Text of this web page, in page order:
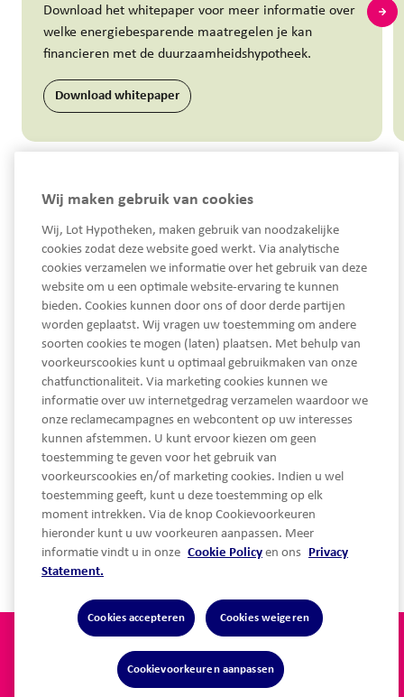
Download het whitepaper voor meer informatie over
welke energiebesparende maatregelen je kan
financieren met de duurzaamheidshypotheek.
Download whitepaper
033 450 93 30
Ma - Vrij van 08.30 tot 17.30 uur
service@lothypotheken.nl
service@lothypotheken.nl
Snel naar
Over Lot Hypotheken
Cookie Policy
Toegankelijkheidsverklaring
Klachten
Wij maken gebruik van cookies
Wij, Lot Hypotheken, maken gebruik van noodzakelijke
cookies zodat deze website goed werkt. Via analytische
cookies verzamelen we informatie over het gebruik van deze
website om u een optimale website-ervaring te kunnen
bieden. Cookies kunnen door ons of door derde partijen
worden geplaatst. Wij vragen uw toestemming om andere
soorten cookies te mogen (laten) plaatsen. Met behulp van
voorkeurscookies kunt u optimaal gebruikmaken van onze
chatfunctionaliteit. Via marketing cookies kunnen we
informatie over uw internetgedrag verzamelen waardoor we
onze reclamecampagnes en webcontent op uw interesses
kunnen afstemmen. U kunt ervoor kiezen om geen
toestemming te geven voor het gebruik van
voorkeurscookies en/of marketing cookies. Indien u wel
toestemming geeft, kunt u deze toestemming op elk
moment intrekken. Via de knop Cookievoorkeuren
hieronder kunt u uw voorkeuren aanpassen. Meer
informatie vindt u in onze Cookie Policy en ons Privacy
Statement.
Cookies accepteren Cookies weigeren
Cookievoorkeuren aanpassen